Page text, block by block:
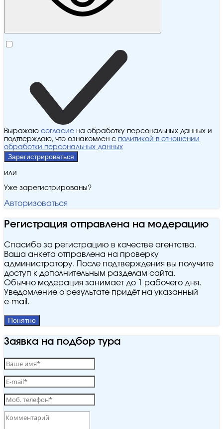
Выражаю согласие на обработку персональных данных и
подтверждаю, что ознакомлен с политикой в отношении
обработки персональных данных
Зарегистрироваться
или
Уже зарегистрированы?
Авторизоваться
Регистрация отправлена на модерацию
Спасибо за регистрацию в качестве агентства.
Ваша анкета отправлена на проверку
администратору. После подтверждения вы получите
доступ к дополнительным разделам сайта.
Обычно модерация занимает до 1 рабочего дня.
Уведомление о результате придёт на указанный
e‑mail.
Понятно
Заявка на подбор тура